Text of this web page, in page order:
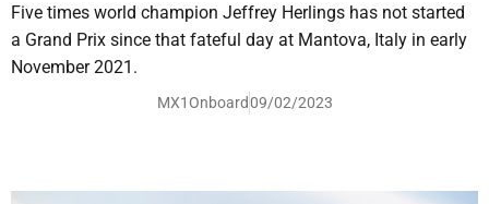
Five times world champion Jeffrey Herlings has not started
a Grand Prix since that fateful day at Mantova, Italy in early
November 2021.
MX1Onboard09/02/2023